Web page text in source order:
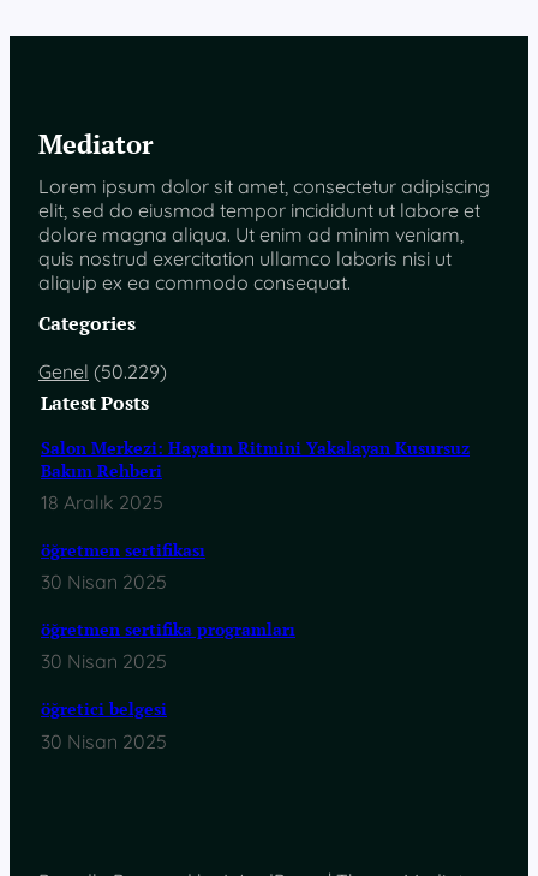
Mediator
Lorem ipsum dolor sit amet, consectetur adipiscing
elit, sed do eiusmod tempor incididunt ut labore et
dolore magna aliqua. Ut enim ad minim veniam,
quis nostrud exercitation ullamco laboris nisi ut
aliquip ex ea commodo consequat.
Categories
Genel (50.229)
Latest Posts
Salon Merkezi: Hayatın Ritmini Yakalayan Kusursuz
Bakım Rehberi
18 Aralık 2025
öğretmen sertifikası
30 Nisan 2025
öğretmen sertifika programları
30 Nisan 2025
öğretici belgesi
30 Nisan 2025